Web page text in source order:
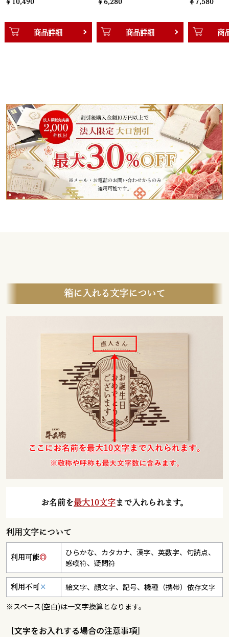
￥6,280
商品詳細
￥7,580
商品詳細
￥
箱に入れる文字について
お名前を最大10文字まで入れられます。
利用文字について
利用可能◎
ひらかな、カタカナ、漢字、英数字、句読点、
感嘆符、疑問符
利用不可 ×
絵文字、顔文字、記号、機種（携帯）依存文字
※スペース(空白)は一文字換算となります。
［文字をお入れする場合の注意事項］